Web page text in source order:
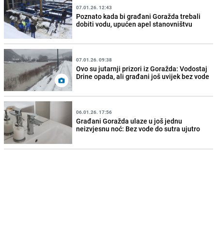
07.01.26. 12:43
Poznato kada bi građani Goražda trebali
dobiti vodu, upućen apel stanovništvu
07.01.26. 09:38
Ovo su jutarnji prizori iz Goražda: Vodostaj
Drine opada, ali građani još uvijek bez vode
06.01.26. 17:56
Građani Goražda ulaze u još jednu
neizvjesnu noć: Bez vode do sutra ujutro